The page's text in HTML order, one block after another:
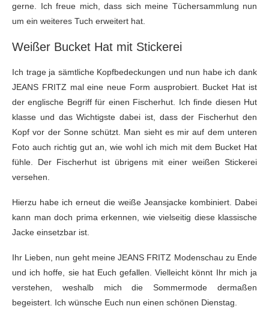
gerne. Ich freue mich, dass sich meine Tüchersammlung nun
um ein weiteres Tuch erweitert hat.
Weißer Bucket Hat mit Stickerei
Ich trage ja sämtliche Kopfbedeckungen und nun habe ich dank
JEANS FRITZ mal eine neue Form ausprobiert. Bucket Hat ist
der englische Begriff für einen Fischerhut. Ich finde diesen Hut
klasse und das Wichtigste dabei ist, dass der Fischerhut den
Kopf vor der Sonne schützt. Man sieht es mir auf dem unteren
Foto auch richtig gut an, wie wohl ich mich mit dem Bucket Hat
fühle. Der Fischerhut ist übrigens mit einer weißen Stickerei
versehen.
Hierzu habe ich erneut die weiße Jeansjacke kombiniert. Dabei
kann man doch prima erkennen, wie vielseitig diese klassische
Jacke einsetzbar ist.
Ihr Lieben, nun geht meine JEANS FRITZ Modenschau zu Ende
und ich hoffe, sie hat Euch gefallen. Vielleicht könnt Ihr mich ja
verstehen, weshalb mich die Sommermode dermaßen
begeistert. Ich wünsche Euch nun einen schönen Dienstag.